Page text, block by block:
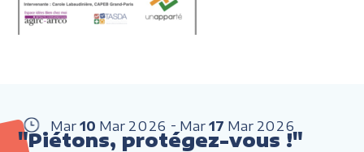
Mar 10 Mar 2026 Mar 17 Mar 2026
"Piétons, protégez-vous !"